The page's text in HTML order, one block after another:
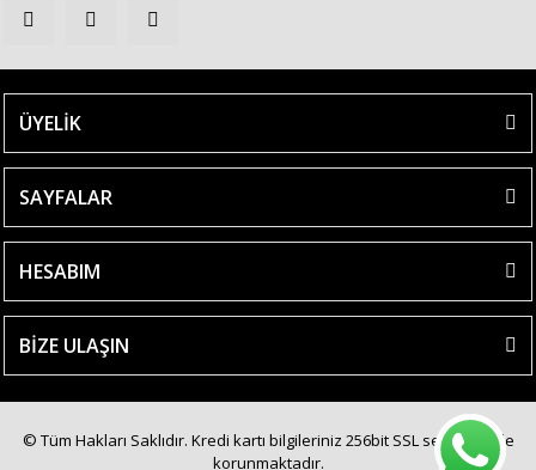
ÜYELİK
SAYFALAR
HESABIM
BİZE ULAŞIN
© Tüm Hakları Saklıdır. Kredi kartı bilgileriniz 256bit SSL sertifikası ile
korunmaktadır.